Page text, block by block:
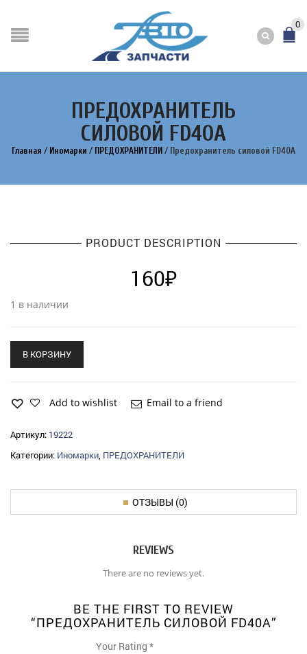
0
ПРЕДОХРАНИТЕЛЬ
СИЛОВОЙ FD40A
Главная / Иномарки / ПРЕДОХРАНИТЕЛИ / Предохранитель силовой FD40A
PRODUCT DESCRIPTION
160₽
1 в наличии
В КОРЗИНУ
Add to wishlist Email to a friend
Артикул: 19222
Категории: Иномарки, ПРЕДОХРАНИТЕЛИ
ОТЗЫВЫ (0)
REVIEWS
There are no reviews yet.
BE THE FIRST TO REVIEW
“ПРЕДОХРАНИТЕЛЬ СИЛОВОЙ FD40A”
Your Rating *